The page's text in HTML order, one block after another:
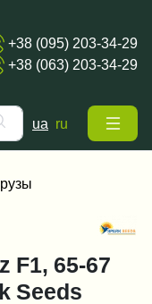
+38 (095) 203-34-29
+38 (063) 203-34-29
ua ru
F1, 65-67
Seeds